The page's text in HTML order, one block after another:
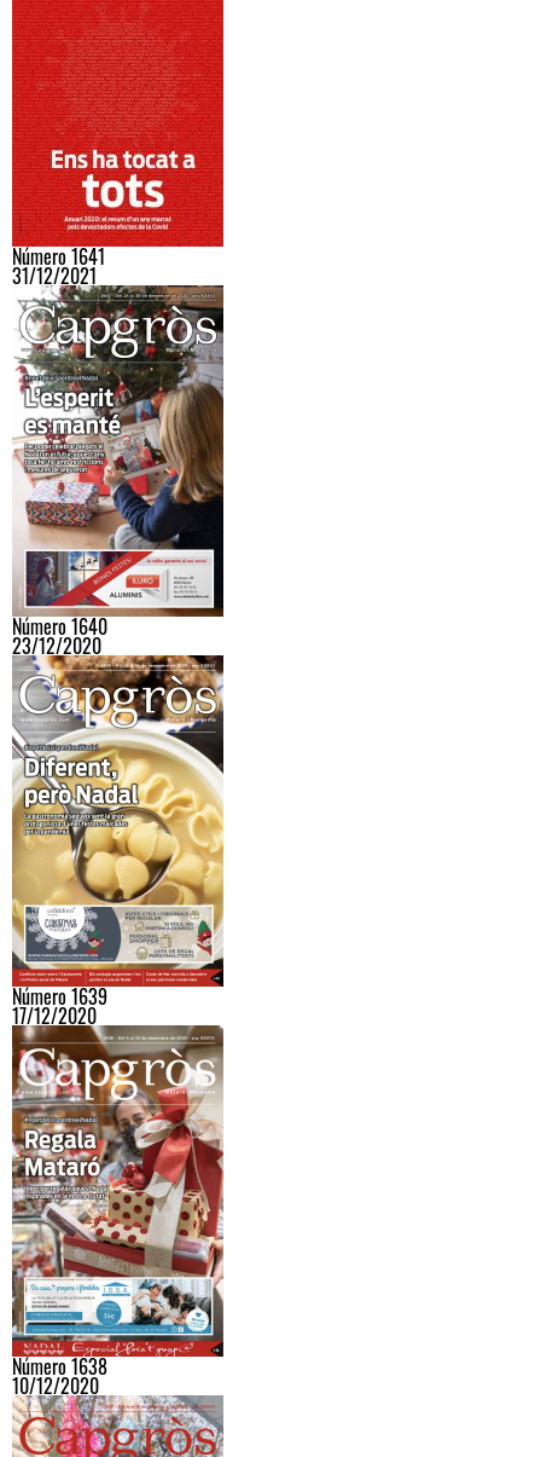
Número 1641
31/12/2021
Número 1640
23/12/2020
Número 1639
17/12/2020
Número 1638
10/12/2020